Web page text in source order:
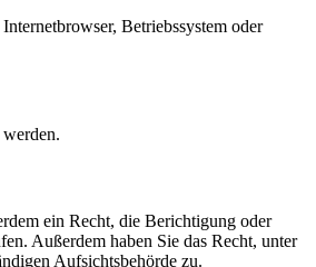
Betriebssystem oder
ein Recht, die Berichtigung oder
Außerdem haben Sie das Recht, unter
Aufsichtsbehörde zu.